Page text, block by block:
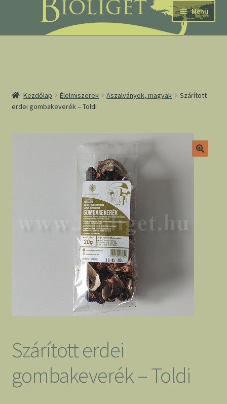
navigációhoz
tartalomba
Menü
Kezdőlap Élelmiszerek Aszalványok, magvak
Szárított
erdei gombakeverék – Toldi
Szárított erdei
gombakeverék – Toldi